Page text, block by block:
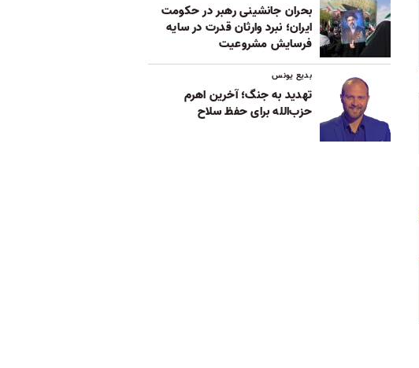
بحران جانشینی رهبر در حکومت
ایران؛ نبرد وارثان قدرت در سایه
فرسایش مشروعیت
بدیع یونس
تهدید به جنگ؛ آخرین اهرم
حزب‌الله برای حفظ سلاح